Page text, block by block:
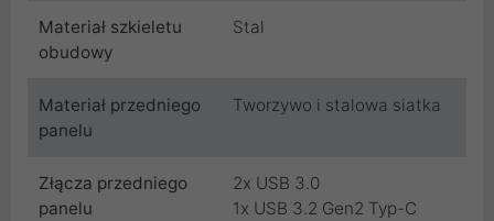
Materiał szkieletu
obudowy
Stal
Materiał przedniego
panelu
Tworzywo i stalowa siatka
Złącza przedniego
panelu
2x USB 3.0
1x USB 3.2 Gen2 Typ-C